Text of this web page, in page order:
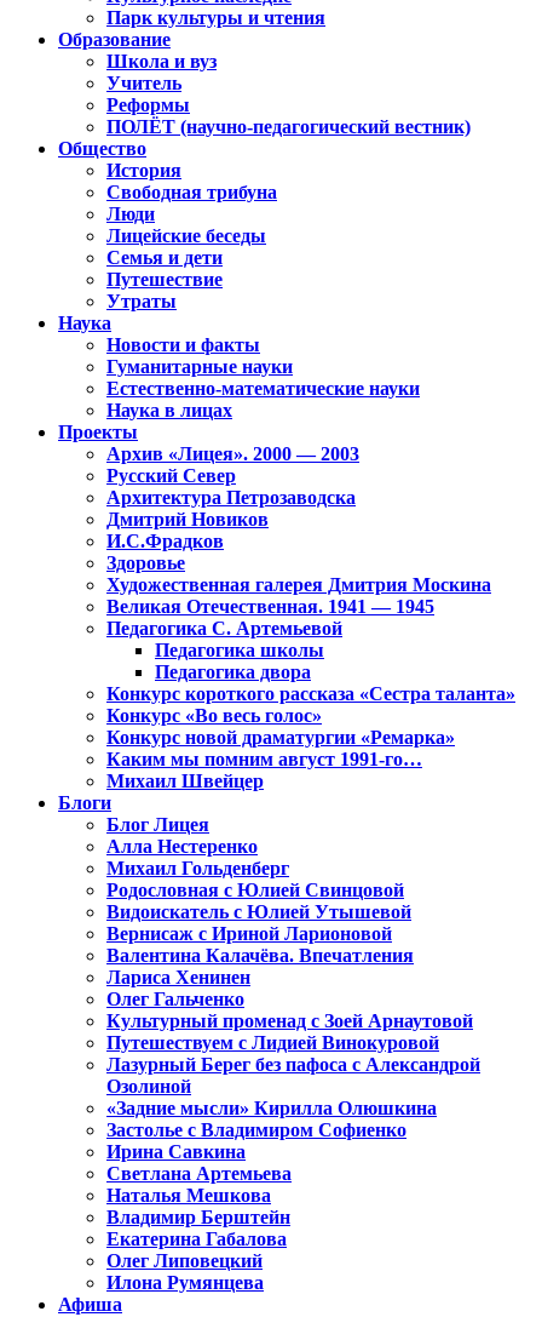
Парк культуры и чтения
Образование
Школа и вуз
Учитель
Реформы
ПОЛЁТ (научно-педагогический вестник)
Общество
История
Свободная трибуна
Люди
Лицейские беседы
Семья и дети
Путешествие
Утраты
Наука
Новости и факты
Гуманитарные науки
Естественно-математические науки
Наука в лицах
Проекты
Архив «Лицея». 2000 — 2003
Русский Север
Архитектура Петрозаводска
Дмитрий Новиков
И.С.Фрадков
Здоровье
Художественная галерея Дмитрия Москина
Великая Отечественная. 1941 — 1945
Педагогика С. Артемьевой
Педагогика школы
Педагогика двора
Конкурс короткого рассказа «Сестра таланта»
Конкурс «Во весь голос»
Конкурс новой драматургии «Ремарка»
Каким мы помним август 1991-го…
Михаил Швейцер
Блоги
Блог Лицея
Алла Нестеренко
Михаил Гольденберг
Родословная с Юлией Свинцовой
Видоискатель с Юлией Утышевой
Вернисаж с Ириной Ларионовой
Валентина Калачёва. Впечатления
Лариса Хенинен
Олег Гальченко
Культурный променад с Зоей Арнаутовой
Путешествуем с Лидией Винокуровой
Лазурный Берег без пафоса с Александрой
Озолиной
«Задние мысли» Кирилла Олюшкина
Застолье с Владимиром Софиенко
Ирина Савкина
Светлана Артемьева
Наталья Мешкова
Владимир Берштейн
Екатерина Габалова
Олег Липовецкий
Илона Румянцева
Афиша